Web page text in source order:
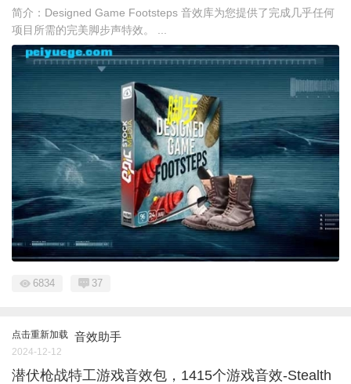
简介：Designed Game Footsteps 音效库为您提供了完成几乎任何
项目所需的完美脚步声特效。 ...
6834 37
点击重新加载 音效助手
2024-12-12
潜伏枪战特工游戏音效包，1415个游戏音效-Stealth